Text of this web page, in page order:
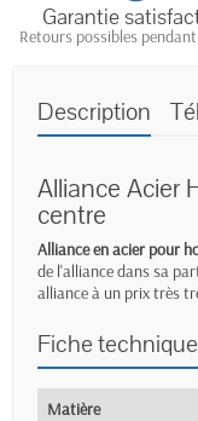
Garantie
Retours possibles
Description
Alliance Acier
centre
Alliance en acier pour
de l'alliance dans sa
alliance à un prix très
Fiche technique
Matière